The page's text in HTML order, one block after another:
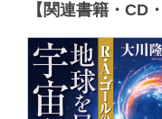
【関連書籍・CD